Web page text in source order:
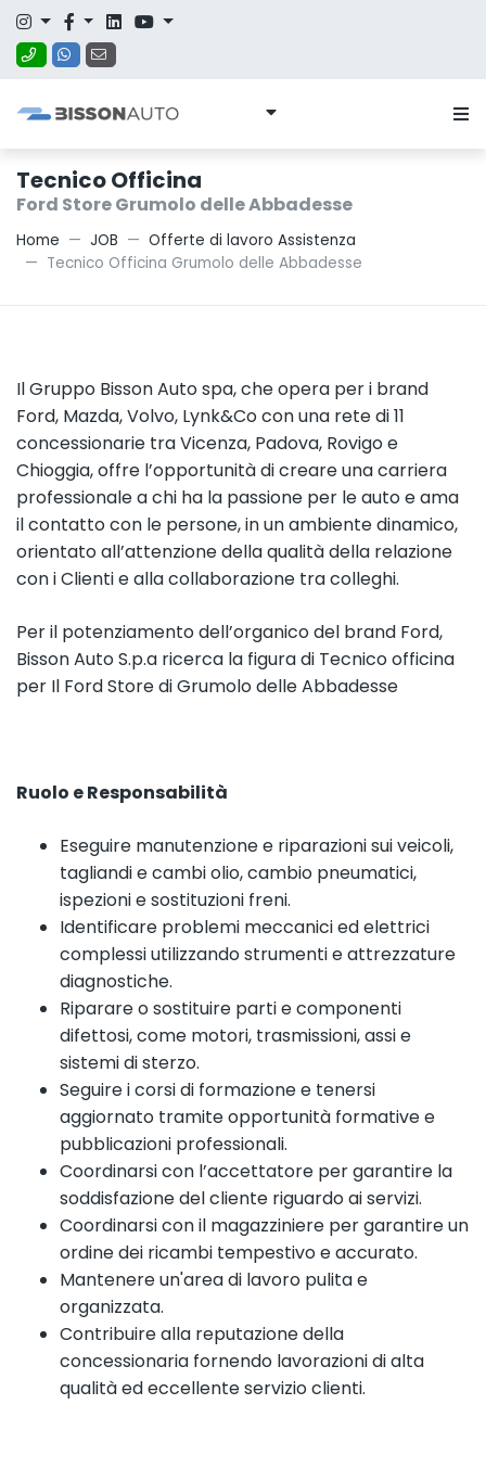
Tecnico Officina
Ford Store Grumolo delle Abbadesse
Home JOB
Offerte di lavoro Assistenza
Tecnico Officina Grumolo delle Abbadesse
Il Gruppo Bisson Auto spa, che opera per i brand
Ford, Mazda, Volvo, Lynk&Co con una rete di 11
concessionarie tra Vicenza, Padova, Rovigo e
Chioggia, offre l’opportunità di creare una carriera
professionale a chi ha la passione per le auto e ama
il contatto con le persone, in un ambiente dinamico,
orientato all’attenzione della qualità della relazione
con i Clienti e alla collaborazione tra colleghi.
Per il potenziamento dell’organico del brand Ford,
Bisson Auto S.p.a ricerca la figura di Tecnico officina
per Il Ford Store di Grumolo delle Abbadesse
Ruolo e Responsabilità
Eseguire manutenzione e riparazioni sui veicoli,
tagliandi e cambi olio, cambio pneumatici,
ispezioni e sostituzioni freni.
Identificare problemi meccanici ed elettrici
complessi utilizzando strumenti e attrezzature
diagnostiche.
Riparare o sostituire parti e componenti
difettosi, come motori, trasmissioni, assi e
sistemi di sterzo.
Seguire i corsi di formazione e tenersi
aggiornato tramite opportunità formative e
pubblicazioni professionali.
Coordinarsi con l’accettatore per garantire la
soddisfazione del cliente riguardo ai servizi.
Coordinarsi con il magazziniere per garantire un
ordine dei ricambi tempestivo e accurato.
Mantenere un'area di lavoro pulita e
organizzata.
Contribuire alla reputazione della
concessionaria fornendo lavorazioni di alta
qualità ed eccellente servizio clienti.